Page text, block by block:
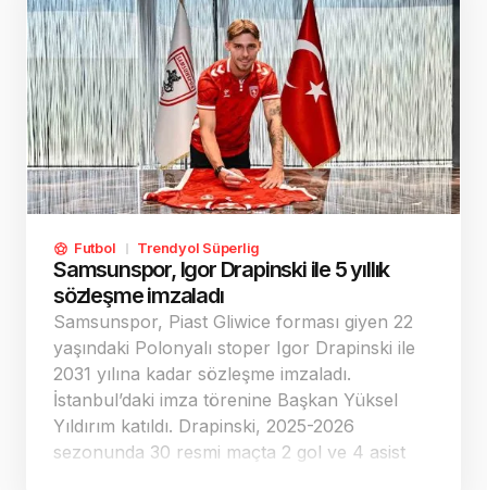
Futbol Trendyol Süperlig
Samsunspor, Igor Drapinski ile 5 yıllık
sözleşme imzaladı
Samsunspor, Piast Gliwice forması giyen 22
yaşındaki Polonyalı stoper Igor Drapinski ile
2031 yılına kadar sözleşme imzaladı.
İstanbul’daki imza törenine Başkan Yüksel
Yıldırım katıldı. Drapinski, 2025-2026
sezonunda 30 resmi maçta 2 gol ve 4 asist